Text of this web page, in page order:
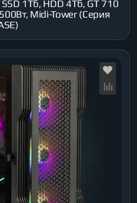
1Тб, HDD 4Тб, GT 710
Midi-Tower (Серия